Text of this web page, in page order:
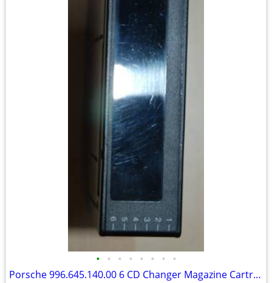
• • • • • • • •
Porsche 996.645.140.00 6 CD Changer Magazine Cartridge